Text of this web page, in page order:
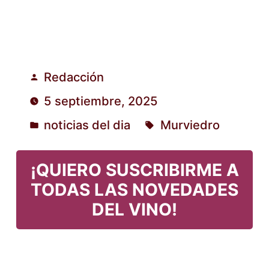
Publicado
por
Redacción
5 septiembre, 2025
Publicado
en
noticias del dia Murviedro
¡QUIERO SUSCRIBIRME A
TODAS LAS NOVEDADES
DEL VINO!